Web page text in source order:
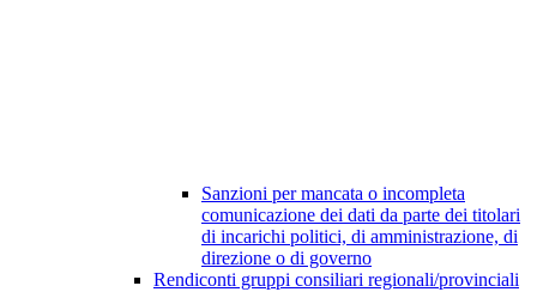
Sanzioni per mancata o incompleta
comunicazione dei dati da parte dei titolari
di incarichi politici, di amministrazione, di
direzione o di governo
Rendiconti gruppi consiliari regionali/provinciali